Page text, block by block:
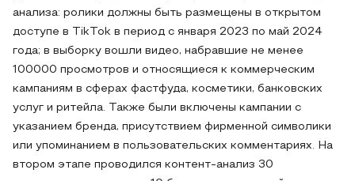
анализа: ролики должны быть размещены в открытом
доступе в TikTok в период с января 2023 по май 2024
года; в выборку вошли видео, набравшие не менее
100000 просмотров и относящиеся к коммерческим
кампаниям в сферах фастфуда, косметики, банковских
услуг и ритейла. Также были включены кампании с
указанием бренда, присутствием фирменной символики
или упоминанием в пользовательских комментариях. На
втором этапе проводился контент-анализ 30